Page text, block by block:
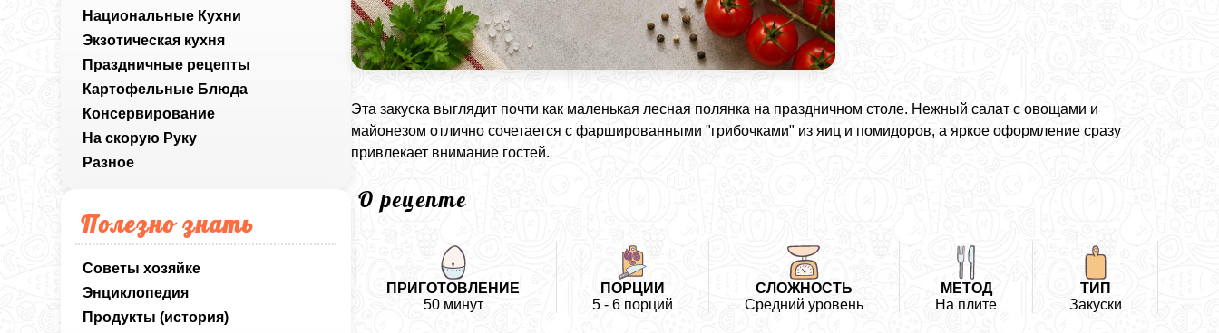
Национальные Кухни
Экзотическая кухня
Праздничные рецепты
Картофельные Блюда
Консервирование
На скорую Руку
Разное
Полезно знать
Советы хозяйке
Энциклопедия
Продукты (история)
Эта закуска выглядит почти как маленькая лесная полянка на праздничном столе. Нежный салат с овощами и
майонезом отлично сочетается с фаршированными "грибочками" из яиц и помидоров, а яркое оформление сразу
привлекает внимание гостей.
О рецепте
ПРИГОТОВЛЕНИЕ
50 минут
ПОРЦИИ
5 - 6 порций
СЛОЖНОСТЬ
Средний уровень
МЕТОД
На плите
ТИП
Закуски